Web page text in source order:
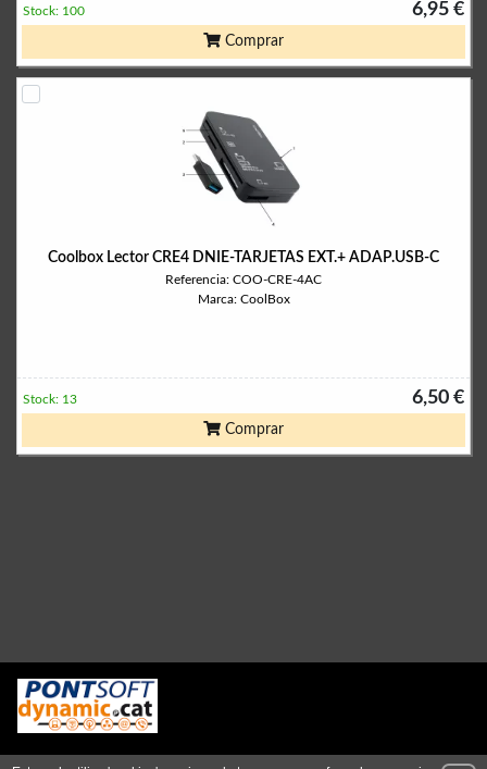
6,95 €
Stock: 100
Comprar
Coolbox Lector CRE4 DNIE-TARJETAS EXT.+ ADAP.USB-C
Referencia: COO-CRE-4AC
Marca: CoolBox
6,50 €
Stock: 13
Comprar